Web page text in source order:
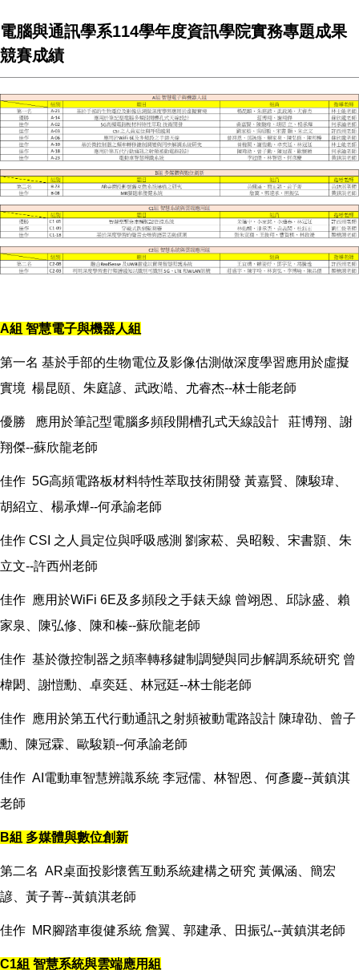
電腦與通訊學系114學年度資訊學院實務專題成果
競賽成績
A組 智慧電子與機器人組
第一名 基於手部的生物電位及影像估測做深度學習應用於虛擬
實境 楊昆頤、朱庭諺、武政澔、尤睿杰--林士能老師
優勝 應用於筆記型電腦多頻段開槽孔式天線設計 莊博翔、謝
翔傑--蘇欣龍老師
佳作 5G高頻電路板材料特性萃取技術開發 黃嘉賢、陳駿瑋、
胡紹立、楊承燁--何承諭老師
佳作 CSI 之人員定位與呼吸感測 劉家菘、吳昭毅、宋書顥、朱
立文--許西州老師
佳作 應用於WiFi 6E及多頻段之手錶天線 曾翊恩、邱詠盛、賴
家泉、陳弘修、陳和榛--蘇欣龍老師
佳作 基於微控制器之頻率轉移鍵制調變與同步解調系統研究 曾
椲閎、謝愷勳、卓奕廷、林冠廷--林士能老師
佳作 應用於第五代行動通訊之射頻被動電路設計 陳瑋劭、曾子
勳、陳冠霖、歐駿穎--何承諭老師
佳作 AI電動車智慧辨識系統 李冠儒、林智恩、何彥慶--黃鎮淇
老師
B組 多媒體與數位創新
第二名 AR桌面投影懷舊互動系統建構之研究 黃佩涵、簡宏
諺、黃子菁--黃鎮淇老師
佳作 MR腳踏車復健系統 詹翼、郭建承、田振弘--黃鎮淇老師
C1組 智慧系統與雲端應用組